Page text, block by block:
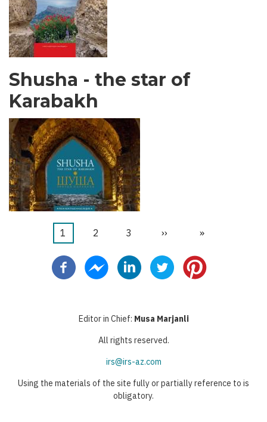
Shusha - the star of
Karabakh
当
页
1
页
2
页
3
下
页
››
末
»
Editor in Chief: Musa Marjanli
All rights reserved.
irs@irs-az.com
Using the materials of the site fully or partially reference to is
obligatory.